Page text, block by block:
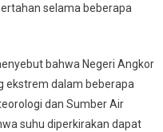
selama beberapa
bahwa Negeri Angkor
ekstrem dalam beberapa
dan Sumber Air
suhu diperkirakan dapat